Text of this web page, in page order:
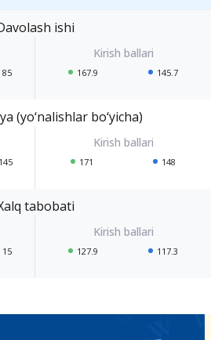
ishi
85 167.9 145.7
(yo‘nalishlar bo‘yicha)
145 171 148
tabobati
15 127.9 117.3